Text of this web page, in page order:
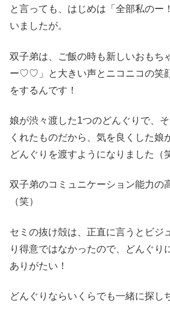
と言っても、はじめは「全部私のー
いましたが。
双子弟は、ご飯の時も新しいおもち
ー♡♡」と大きい声とニコニコの笑
をするんです！
娘が渋々渡した1つのどんぐりで、
くれたものだから、気を良くした娘
どんぐりを渡すようになりました（
双子弟のコミュニケーション能力の
（笑）
セミの抜け殻は、正直に言うとビジ
り得意ではなかったので、どんぐり
ありがたい！
どんぐりならいくらでも一緒に探し